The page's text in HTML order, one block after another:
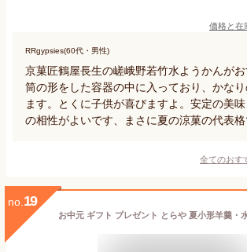
価格と在
RRgypsies(60代・男性)
京菓匠鶴屋長生の嵯峨野若竹水ようかんが
筒の形をした容器の中に入っており、かな
ます。とくに子供が喜びますよ。安定の美
の相性がよいです、まさに夏の涼菓の代表格
全てのおす
no. 19
お中元 ギフト プレゼント とらや 夏小形羊羹・